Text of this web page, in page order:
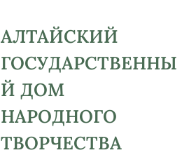
АЛТАЙСКИЙ
ГОСУДАРСТВЕННЫ
Й ДОМ
НАРОДНОГО
ТВОРЧЕСТВА